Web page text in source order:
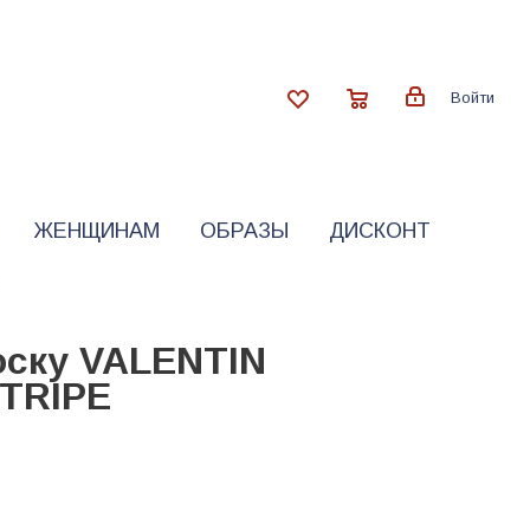
Войти
ЖЕНЩИНАМ ОБРАЗЫ ДИСКОНТ
VALENTIN